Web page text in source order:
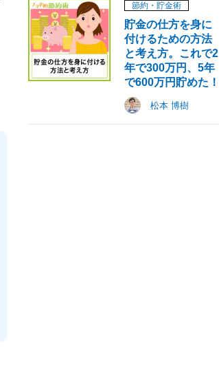
節約・貯金術
貯金の仕方を身に
付けるための方法
と考え方。これで2
年で300万円、5年
で600万円貯めた！
松本 博樹